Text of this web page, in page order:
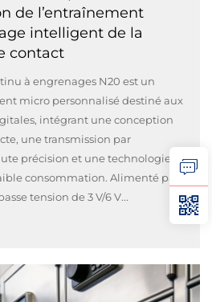
de l’entraînement
intelligent de la
contact
à engrenages N20 est un
micro personnalisé destiné aux
intégrant une conception
une transmission par
précision et une technologie
consommation. Alimenté par
tension de 3 V/6 V...